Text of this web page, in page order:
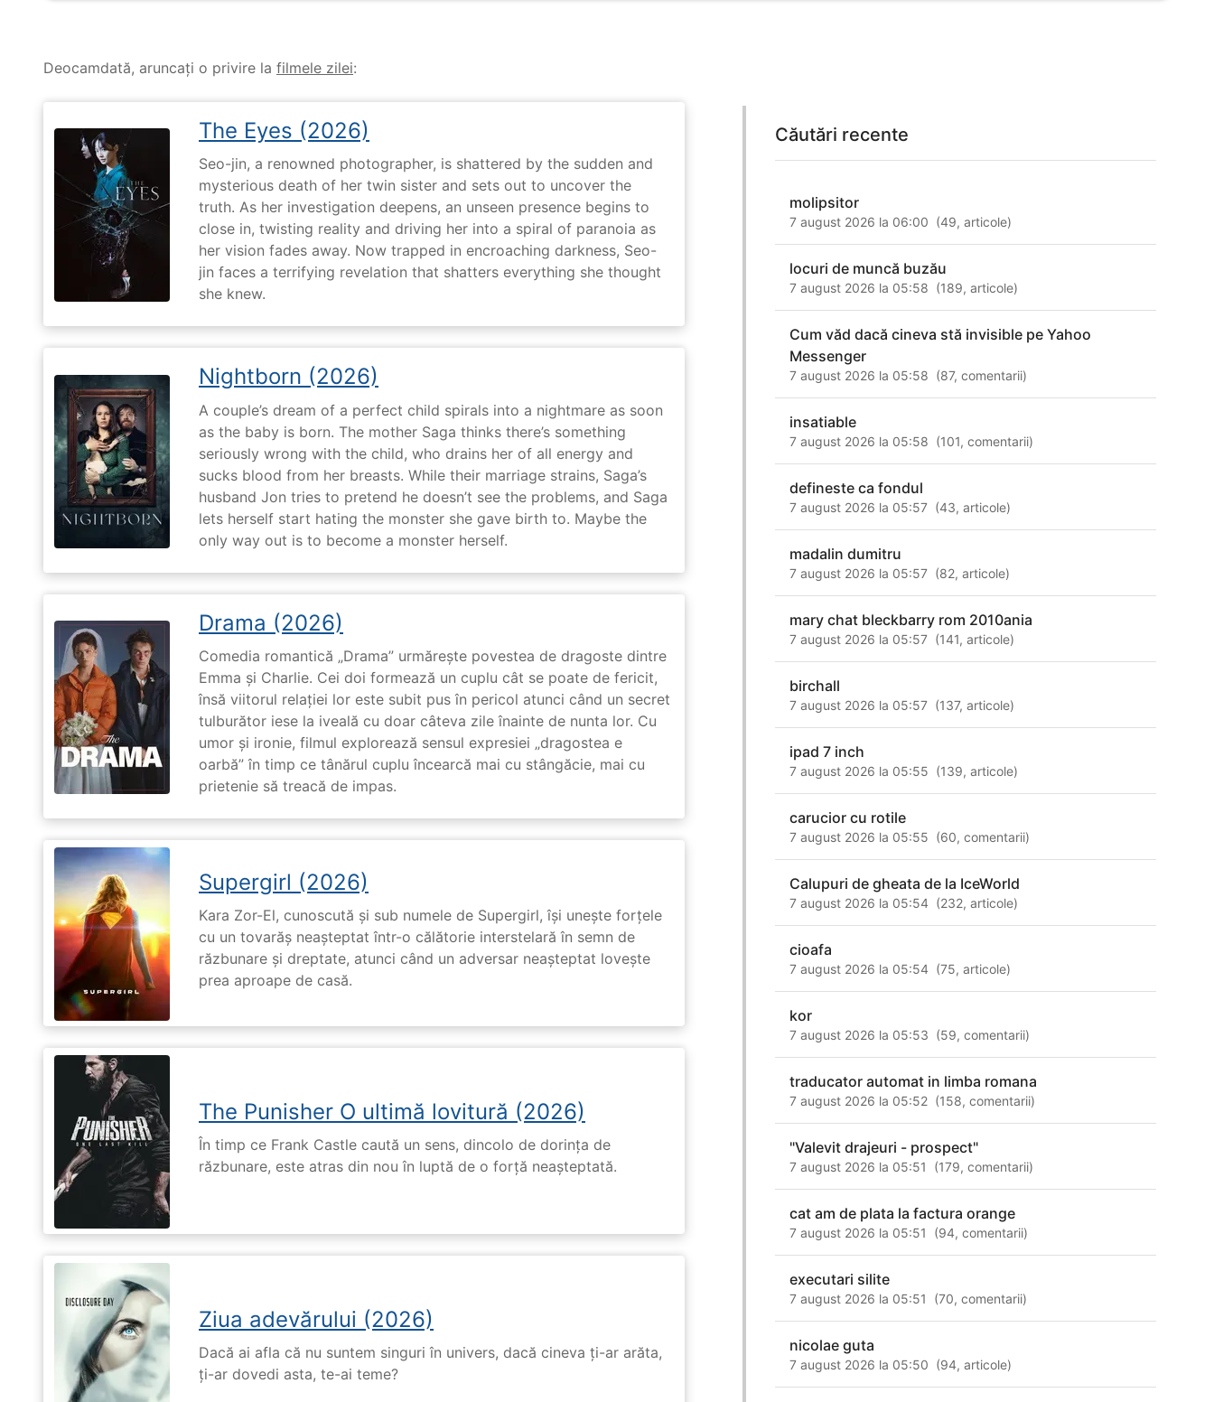
Deocamdată, aruncați o privire la filmele zilei:
The Eyes (2026)
Seo-jin, a renowned photographer, is shattered by the sudden and
mysterious death of her twin sister and sets out to uncover the
truth. As her investigation deepens, an unseen presence begins to
close in, twisting reality and driving her into a spiral of paranoia as
her vision fades away. Now trapped in encroaching darkness, Seo-
jin faces a terrifying revelation that shatters everything she thought
she knew.
Nightborn (2026)
A couple’s dream of a perfect child spirals into a nightmare as soon
as the baby is born. The mother Saga thinks there’s something
seriously wrong with the child, who drains her of all energy and
sucks blood from her breasts. While their marriage strains, Saga’s
husband Jon tries to pretend he doesn’t see the problems, and Saga
lets herself start hating the monster she gave birth to. Maybe the
only way out is to become a monster herself.
Drama (2026)
Comedia romantică „Drama” urmărește povestea de dragoste dintre
Emma și Charlie. Cei doi formează un cuplu cât se poate de fericit,
însă viitorul relației lor este subit pus în pericol atunci când un secret
tulburător iese la iveală cu doar câteva zile înainte de nunta lor. Cu
umor și ironie, filmul explorează sensul expresiei „dragostea e
oarbă” în timp ce tânărul cuplu încearcă mai cu stângăcie, mai cu
prietenie să treacă de impas.
Supergirl (2026)
Kara Zor-El, cunoscută și sub numele de Supergirl, își unește forțele
cu un tovarăș neașteptat într-o călătorie interstelară în semn de
răzbunare și dreptate, atunci când un adversar neașteptat lovește
prea aproape de casă.
The Punisher O ultimă lovitură (2026)
În timp ce Frank Castle caută un sens, dincolo de dorința de
răzbunare, este atras din nou în luptă de o forță neașteptată.
Ziua adevărului (2026)
Dacă ai afla că nu suntem singuri în univers, dacă cineva ți-ar arăta,
ți-ar dovedi asta, te-ai teme?
Căutări recente
molipsitor
7 august 2026 la 06:00 (49,articole)
locuri de muncă buzău
7 august 2026 la 05:58 (189,articole)
Cum văd dacă cineva stă invisible pe Yahoo
Messenger
7 august 2026 la 05:58 (87,comentarii)
insatiable
7 august 2026 la 05:58 (101,comentarii)
defineste ca fondul
7 august 2026 la 05:57 (43,articole)
madalin dumitru
7 august 2026 la 05:57 (82,articole)
mary chat bleckbarry rom 2010ania
7 august 2026 la 05:57 (141,articole)
birchall
7 august 2026 la 05:57 (137,articole)
ipad 7 inch
7 august 2026 la 05:55 (139,articole)
carucior cu rotile
7 august 2026 la 05:55 (60,comentarii)
Calupuri de gheata de la IceWorld
7 august 2026 la 05:54 (232,articole)
cioafa
7 august 2026 la 05:54 (75,articole)
kor
7 august 2026 la 05:53 (59,comentarii)
traducator automat in limba romana
7 august 2026 la 05:52 (158,comentarii)
"Valevit drajeuri - prospect"
7 august 2026 la 05:51 (179,comentarii)
cat am de plata la factura orange
7 august 2026 la 05:51 (94,comentarii)
executari silite
7 august 2026 la 05:51 (70,comentarii)
nicolae guta
7 august 2026 la 05:50 (94,articole)